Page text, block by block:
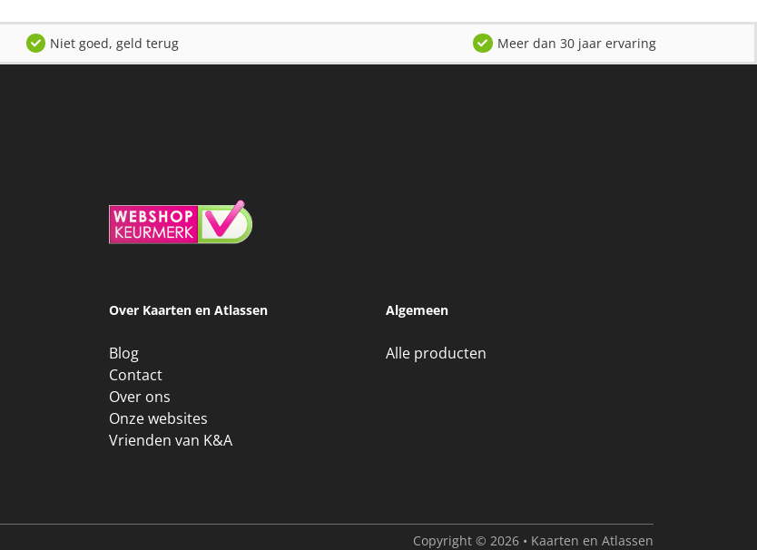
Niet goed, geld terug Meer dan 30 jaar ervaring
Over Kaarten en Atlassen
Blog
Contact
Over ons
Onze websites
Vrienden van K&A
Algemeen
Alle producten
Copyright © 2026 • Kaarten en Atlassen